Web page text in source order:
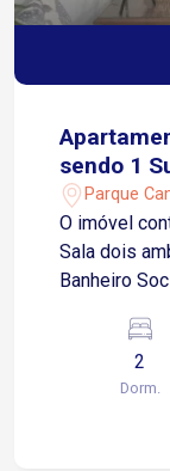
sendo 1
Parque
O imóvel conta com: 2
Sala dois
Banheiro
condicionado! O condomínio dispõe de
2
Dorm.